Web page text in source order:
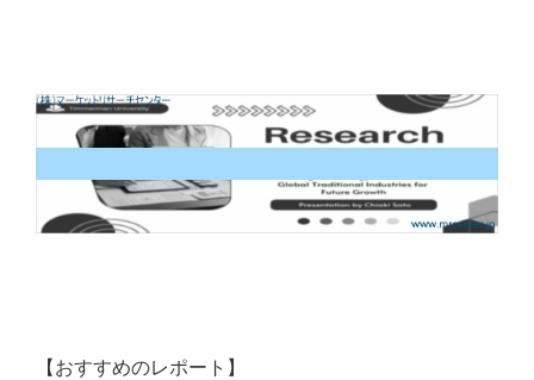
【おすすめのレポート】